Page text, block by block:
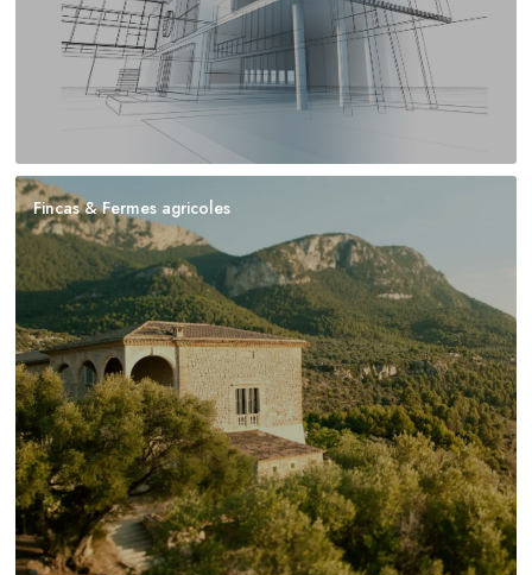
Fincas & Fermes agricoles